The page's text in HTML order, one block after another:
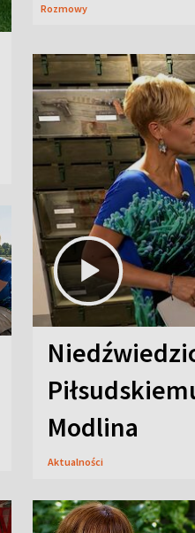
Rozmowy
Modlina
Aktualności